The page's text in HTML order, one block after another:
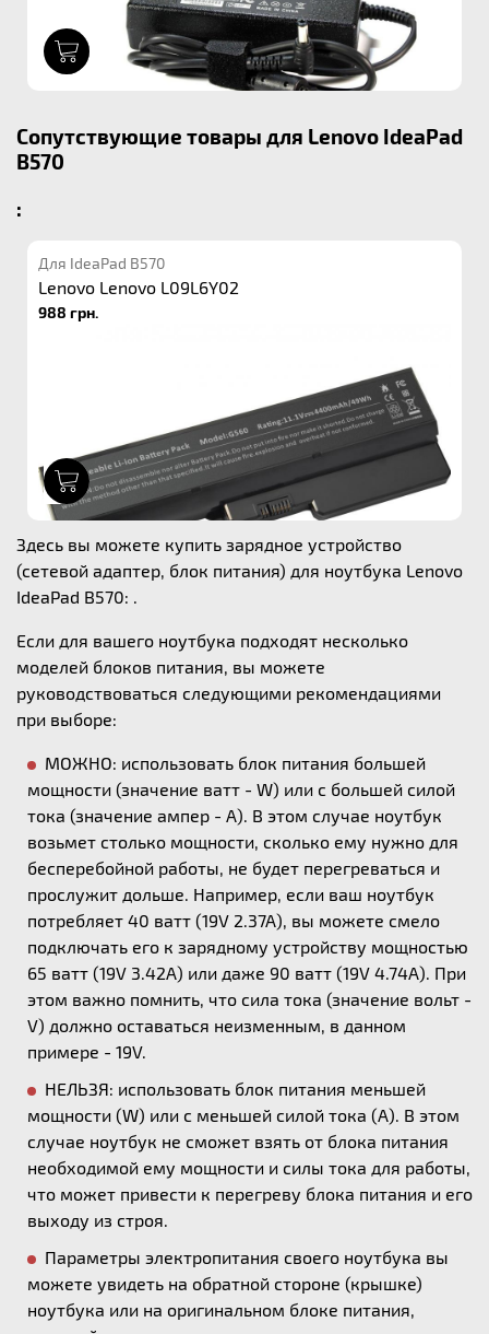
Сопутствующие товары для Lenovo IdeaPad
B570
:
Для IdeaPad B570
Lenovo Lenovo L09L6Y02
988 грн.
Здесь вы можете купить зарядное устройство
(сетевой адаптер, блок питания) для ноутбука Lenovo
IdeaPad B570: .
Если для вашего ноутбука подходят несколько
моделей блоков питания, вы можете
руководствоваться следующими рекомендациями
при выборе:
МОЖНО: использовать блок питания большей
мощности (значение ватт - W) или с большей силой
тока (значение ампер - А). В этом случае ноутбук
возьмет столько мощности, сколько ему нужно для
бесперебойной работы, не будет перегреваться и
прослужит дольше. Например, если ваш ноутбук
потребляет 40 ватт (19V 2.37A), вы можете смело
подключать его к зарядному устройству мощностью
65 ватт (19V 3.42A) или даже 90 ватт (19V 4.74A). При
этом важно помнить, что сила тока (значение вольт -
V) должно оставаться неизменным, в данном
примере - 19V.
НЕЛЬЗЯ: использовать блок питания меньшей
мощности (W) или с меньшей силой тока (А). В этом
случае ноутбук не сможет взять от блока питания
необходимой ему мощности и силы тока для работы,
что может привести к перегреву блока питания и его
выходу из строя.
Параметры электропитания своего ноутбука вы
можете увидеть на обратной стороне (крышке)
ноутбука или на оригинальном блоке питания,